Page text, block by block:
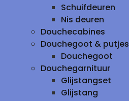
Schuifdeuren
Nis deuren
Douchecabines
Douchegoot & putjes
Douchegoot
Douchegarnituur
Glijstangset
Glijstang